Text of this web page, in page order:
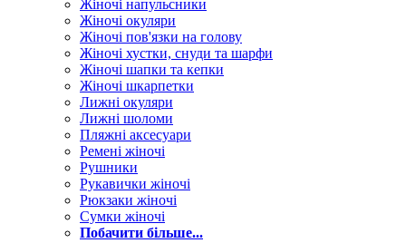
Жіночі напульсники
Жіночі окуляри
Жіночі пов'язки на голову
Жіночі хустки, снуди та шарфи
Жіночі шапки та кепки
Жіночі шкарпетки
Лижні окуляри
Лижні шоломи
Пляжні аксесуари
Ремені жіночі
Рушники
Рукавички жіночі
Рюкзаки жіночі
Сумки жіночі
Побачити більше...